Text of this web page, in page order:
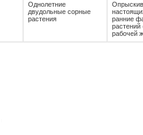
Однолетние
двудольные сорные
растения
ранние
растений
рабочей